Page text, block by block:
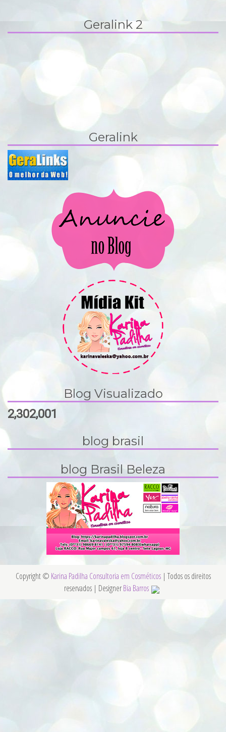
Geralink 2
Geralink
Blog Visualizado
2,302,001
blog brasil
blog Brasil Beleza
Copyright © Karina Padilha Consultoria em Cosméticos | Todos os direitos
reservados | DesignerBia Barros